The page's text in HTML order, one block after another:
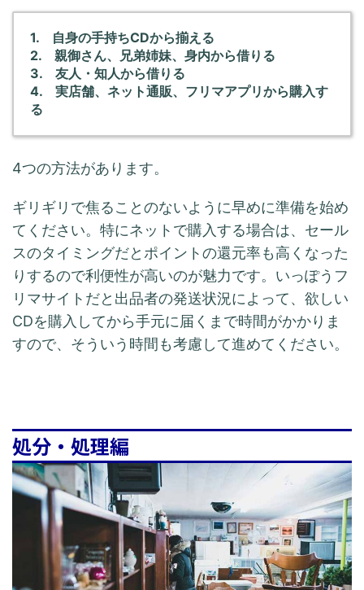
1. 自身の手持ちCDから揃える
2. 親御さん、兄弟姉妹、身内から借りる
3. 友人・知人から借りる
4. 実店舗、ネット通販、フリマアプリから購入す
る
4つの方法があります。
ギリギリで焦ることのないように早めに準備を始め
てください。特にネットで購入する場合は、セール
スのタイミングだとポイントの還元率も高くなった
りするので利便性が高いのが魅力です。いっぽうフ
リマサイトだと出品者の発送状況によって、欲しい
CDを購入してから手元に届くまで時間がかかりま
すので、そういう時間も考慮して進めてください。
処分・処理編